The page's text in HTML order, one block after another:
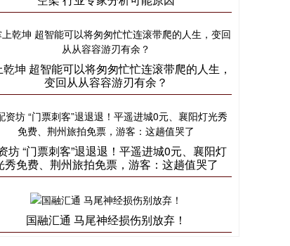
坤 超智能可以将匆匆忙忙连滚带爬的人生，
变回从从容容游刃有余？
坊 “门票刺客”退退退！平遥进城0元、襄阳灯
秀免费、荆州旅拍免票，游客：这趟值哭了
国融汇通 马尾神经损伤别放弃！